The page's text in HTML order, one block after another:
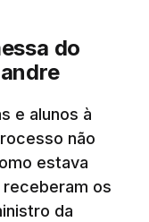
do
e alunos à
não
estava
os
da